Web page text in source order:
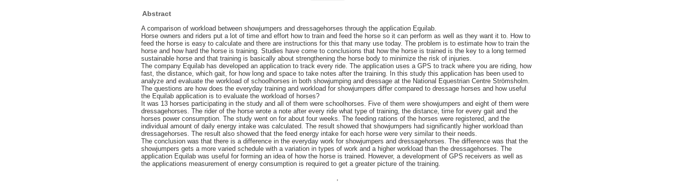
Abstract
A comparison of workload between showjumpers and dressagehorses through the application Equilab.
Horse owners and riders put a lot of time and effort how to train and feed the horse so it can perform as well as they want it to. How to
feed the horse is easy to calculate and there are instructions for this that many use today. The problem is to estimate how to train the
horse and how hard the horse is training. Studies have come to conclusions that how the horse is trained is the key to a long termed
sustainable horse and that training is basically about strengthening the horse body to minimize the risk of injuries.
The company Equilab has developed an application to track every ride. The application uses a GPS to track where you are riding, how
fast, the distance, which gait, for how long and space to take notes after the training. In this study this application has been used to
analyze and evaluate the workload of schoolhorses in both showjumping and dressage at the National Equestrian Centre Strömsholm.
The questions are how does the everyday training and workload for showjumpers differ compared to dressage horses and how useful
the Equilab application is to evaluate the workload of horses?
It was 13 horses participating in the study and all of them were schoolhorses. Five of them were showjumpers and eight of them were
dressagehorses. The rider of the horse wrote a note after every ride what type of training, the distance, time for every gait and the
horses power consumption. The study went on for about four weeks. The feeding rations of the horses were registered, and the
individual amount of daily energy intake was calculated. The result showed that showjumpers had significantly higher workload than
dressagehorses. The result also showed that the feed energy intake for each horse were very similar to their needs.
The conclusion was that there is a difference in the everyday work for showjumpers and dressagehorses. The difference was that the
showjumpers gets a more varied schedule with a variation in types of work and a higher workload than the dressagehorses. The
application Equilab was useful for forming an idea of how the horse is trained. However, a development of GPS receivers as well as
the applications measurement of energy consumption is required to get a greater picture of the training.